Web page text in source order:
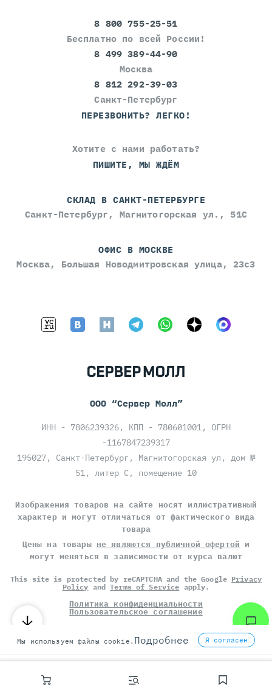
8 800 755-25-51
Бесплатно по всей России!
8 499 389-44-90
Москва
8 812 292-39-03
Санкт-Петербург
ПЕРЕЗВОНИТЬ? ЛЕГКО!
Хотите с нами работать?
ПИШИТЕ, МЫ ЖДЁМ
СКЛАД В САНКТ-ПЕТЕРБУРГЕ
Санкт-Петербург, Магнитогорская ул., 51С
ОФИС В МОСКВЕ
Москва, Большая Новодмитровская улица, 23с3
ООО “Сервер Молл”
ИНН - 7806239326, КПП - 780601001, ОГРН
-1167847239317
195027, Санкт-Петербург, Магнитогорская ул, дом №
51, литер С, помещение 10
Изображения товаров на сайте носят иллюстративный
характер и могут отличаться от фактического вида
товара
Цены на товары не являются публичной офертой и
могут меняться в зависимости от курса валют
This site is protected by reCAPTCHA and the Google Privacy
Policy andTerms of Service apply.
Политика конфиденциальности
Пользовательское соглашение
©СЕРВЕР МОЛЛ, 2014-2026
Мы используем файлы cookie. Подробнее Я согласен